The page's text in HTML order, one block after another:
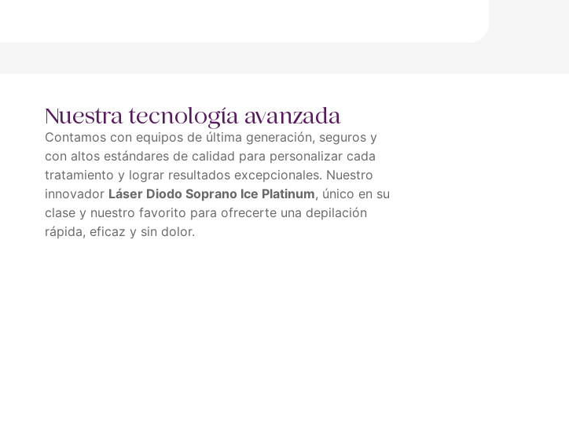
Nuestra tecnología avanzada
Contamos con equipos de última generación, seguros y
con altos estándares de calidad para personalizar cada
tratamiento y lograr resultados excepcionales. Nuestro
innovador Láser Diodo Soprano Ice Platinum, único en su
clase y nuestro favorito para ofrecerte una depilación
rápida, eficaz y sin dolor.